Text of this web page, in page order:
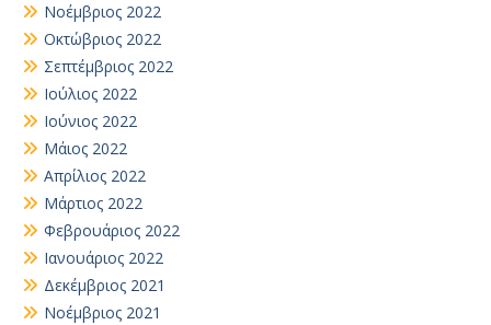
Νοέμβριος 2022
Οκτώβριος 2022
Σεπτέμβριος 2022
Ιούλιος 2022
Ιούνιος 2022
Μάιος 2022
Απρίλιος 2022
Μάρτιος 2022
Φεβρουάριος 2022
Ιανουάριος 2022
Δεκέμβριος 2021
Νοέμβριος 2021